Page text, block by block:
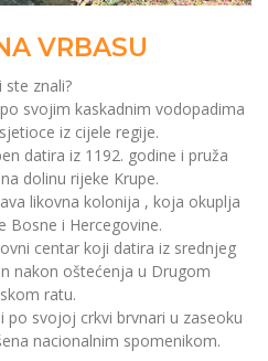
VRBASU
ste znali?
svojim kaskadnim vodopadima
iz cijele regije.
datira iz 1192. godine i pruža
dolinu rijeke Krupe.
likovna kolonija , koja okuplja
Bosne i Hercegovine.
centar koji datira iz srednjeg
nakon oštećenja u Drugom
ratu.
po svojoj crkvi brvnari u zaseoku
nacionalnim spomenikom.